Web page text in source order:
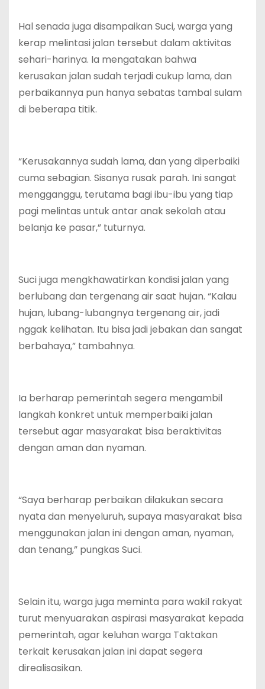
Hal senada juga disampaikan Suci, warga yang
kerap melintasi jalan tersebut dalam aktivitas
sehari-harinya. Ia mengatakan bahwa
kerusakan jalan sudah terjadi cukup lama, dan
perbaikannya pun hanya sebatas tambal sulam
di beberapa titik.
“Kerusakannya sudah lama, dan yang diperbaiki
cuma sebagian. Sisanya rusak parah. Ini sangat
mengganggu, terutama bagi ibu-ibu yang tiap
pagi melintas untuk antar anak sekolah atau
belanja ke pasar,” tuturnya.
Suci juga mengkhawatirkan kondisi jalan yang
berlubang dan tergenang air saat hujan. “Kalau
hujan, lubang-lubangnya tergenang air, jadi
nggak kelihatan. Itu bisa jadi jebakan dan sangat
berbahaya,” tambahnya.
Ia berharap pemerintah segera mengambil
langkah konkret untuk memperbaiki jalan
tersebut agar masyarakat bisa beraktivitas
dengan aman dan nyaman.
“Saya berharap perbaikan dilakukan secara
nyata dan menyeluruh, supaya masyarakat bisa
menggunakan jalan ini dengan aman, nyaman,
dan tenang,” pungkas Suci.
Selain itu, warga juga meminta para wakil rakyat
turut menyuarakan aspirasi masyarakat kepada
pemerintah, agar keluhan warga Taktakan
terkait kerusakan jalan ini dapat segera
direalisasikan.